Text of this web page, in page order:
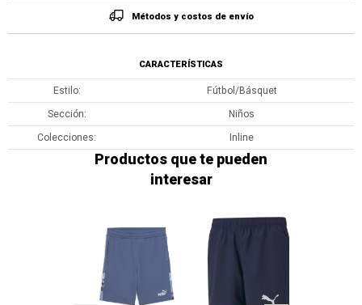
Métodos y costos de envío
CARACTERÍSTICAS
Estilo
Fútbol/Básquet
Sección
Niños
Colecciones
Inline
Productos que te pueden
interesar